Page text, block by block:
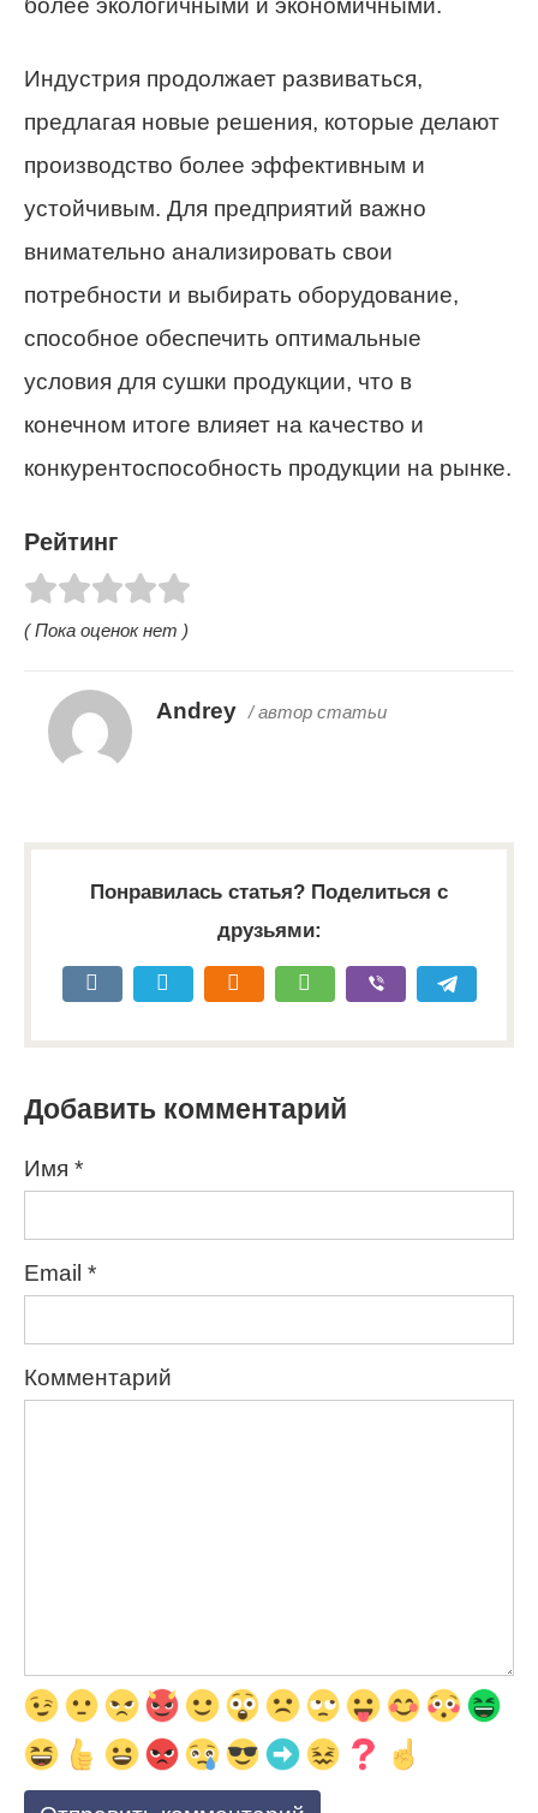
более экологичными и экономичными.
Индустрия продолжает развиваться,
предлагая новые решения, которые делают
производство более эффективным и
устойчивым. Для предприятий важно
внимательно анализировать свои
потребности и выбирать оборудование,
способное обеспечить оптимальные
условия для сушки продукции, что в
конечном итоге влияет на качество и
конкурентоспособность продукции на рынке.
Рейтинг
( Пока оценок нет )
Andrey / автор статьи
Понравилась статья? Поделиться с
друзьями:
Добавить комментарий
Имя *
Email *
Комментарий